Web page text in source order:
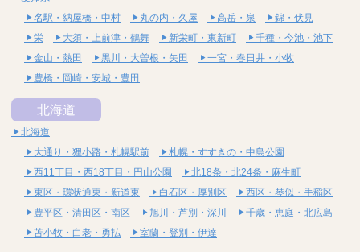
名駅・納屋橋・中村
丸の内・久屋 高岳・泉
錦・伏見
栄
大須・上前津・鶴舞 新栄町・東新町
千種・今池・池下
金山・熱田
黒川・大曽根・矢田
一宮・春日井・小牧
豊橋・岡崎・安城・豊田
北海道
北海道
大通り・狸小路・札幌駅前
札幌・すすきの・中島公園
西11丁目・西18丁目・円山公園
北18条・北24条・麻生町
東区・環状通東・新道東
白石区・厚別区
西区・琴似・手稲区
豊平区・清田区・南区
旭川・芦別・深川
千歳・恵庭・北広島
苫小牧・白老・勇払
室蘭・登別・伊達